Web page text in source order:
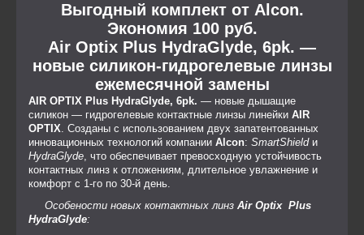
Выгодный комплект от Alcon.
Экономия 100 руб.
Air Optix Plus HydraGlyde, 6pk. —
новые силикон-гидрогелевые линзы
ежемесячной замены
AIR OPTIX Plus HydraGlyde, 6pk. — новые дышащие
силикон — гидрогелевые контактные линзы линейки AIR
OPTIX. Созданы с использованием двух запатентованных
инновационных технологий компании Alcon: SmartShieldи
HydraGlyde, что обеспечивает превосходную устойчивость
контактных линз к отложениям, длительное увлажнение и
комфорт с 1-го по 30-й день.
Особености новых контактных линз Air Optix Plus
HydraGlyde: